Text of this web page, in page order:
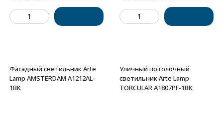
Фасадный светильник Arte
Lamp AMSTERDAM A1212AL-
1BK
Уличный потолочный
светильник Arte Lamp
TORCULAR A1807PF-1BK